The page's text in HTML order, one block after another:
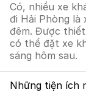
Có, nhiều xe
đi Hải Phòng
đêm. Được
có thể đặt xe
sáng hôm sau.
Những tiện ích